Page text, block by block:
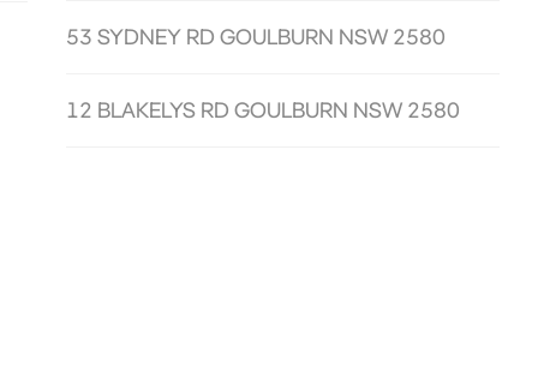
53 SYDNEY RD GOULBURN NSW 2580
12 BLAKELYS RD GOULBURN NSW 2580